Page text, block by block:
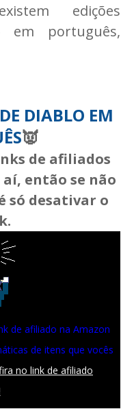
edições
em português,
DIABLO EM
👿
de afiliados
aí, então se não
só desativar o
de afiliado na Amazon
de itens que vocês
no link de afiliado